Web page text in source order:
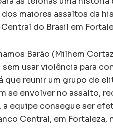
maiores assaltos da
do Brasil em
Barão (Milhem
usar violência para
que reunir um grupo de
se envolver no assalto,
a equipe consegue ser
Central, em Fortaleza,